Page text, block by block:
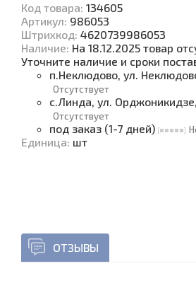
Код товара: 134605
Артикул: 986053
Штрихкод: 4620739986053
Наличие: На 18.12.2025 товар
Уточните наличие и сроки
п.Неклюдово, ул.
Отсутствует
с.Линда, ул.
Отсутствует
под заказ (1-7 дней)
Единица: шт
ОТЗЫВЫ